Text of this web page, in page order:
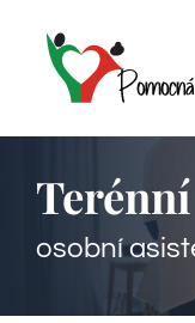
osobní